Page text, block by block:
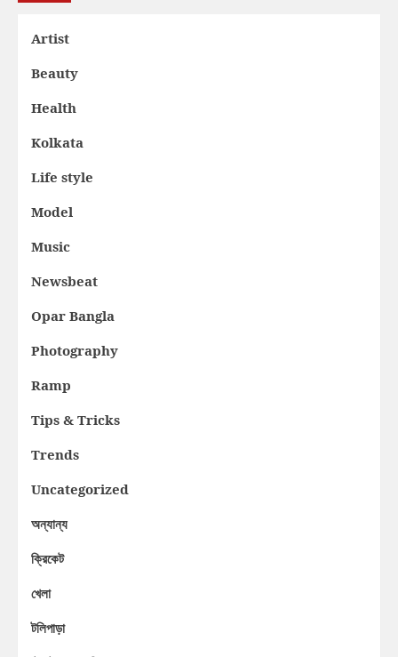
Artist
Beauty
Health
Kolkata
Life style
Model
Music
Newsbeat
Opar Bangla
Photography
Ramp
Tips & Tricks
Trends
Uncategorized
অন্যান্য
ক্রিকেট
খেলা
টলিপাড়া